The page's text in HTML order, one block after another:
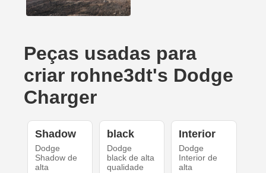
Peças usadas para
criar rohne3dt's Dodge
Charger
Shadow
Dodge
Shadow de
alta
black
Dodge
black de alta
qualidade
Interior
Dodge
Interior de
alta